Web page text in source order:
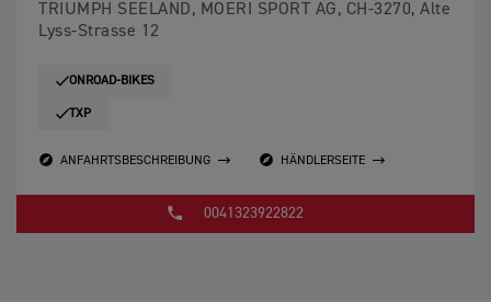
TRIUMPH SEELAND, MOERI SPORT AG, CH-3270, Alte
Lyss-Strasse 12
ONROAD-BIKES
TXP
ANFAHRTSBESCHREIBUNG HÄNDLERSEITE
0041323922822